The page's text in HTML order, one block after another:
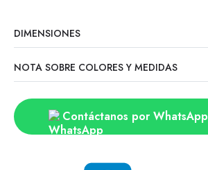
DIMENSIONES
NOTA SOBRE COLORES Y MEDIDAS
Contáctanos por WhatsApp